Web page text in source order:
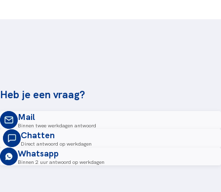
Heb je een vraag?
Mail
Binnen twee werkdagen antwoord
Chatten
Direct antwoord op werkdagen
Whatsapp
Binnen 2 uur antwoord op werkdagen